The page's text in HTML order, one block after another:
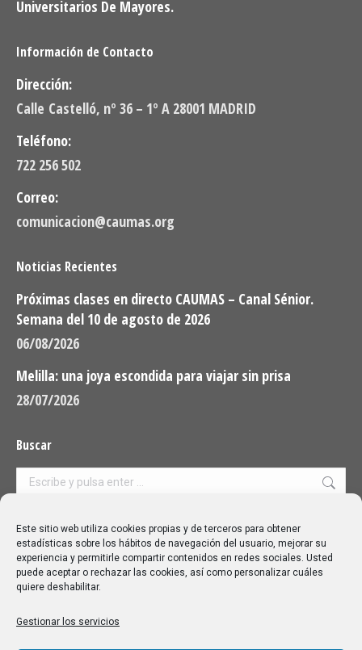
Este sitio web utiliza cookies propias y de terceros para obtener
estadísticas sobre los hábitos de navegación del usuario, mejorar su
experiencia y permitirle compartir contenidos en redes sociales. Usted
puede aceptar o rechazar las cookies, así como personalizar cuáles
quiere deshabilitar.
Gestionar los servicios
Universitarios De Mayores.
Información de Contacto
Dirección:
Calle Castelló, nº 36 – 1º A 28001 MADRID
Teléfono:
722 256 502
Correo:
comunicacion@caumas.org
Noticias Recientes
Próximas clases en directo CAUMAS – Canal Sénior.
Semana del 10 de agosto de 2026
06/08/2026
Melilla: una joya escondida para viajar sin prisa
28/07/2026
Buscar
Buscar:
Aviso Legal|Política de privacidad|Política de cookies